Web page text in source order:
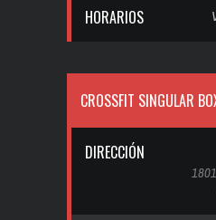
HORARIOS
CROSSFIT SINGULAR
DIRECCIÓN